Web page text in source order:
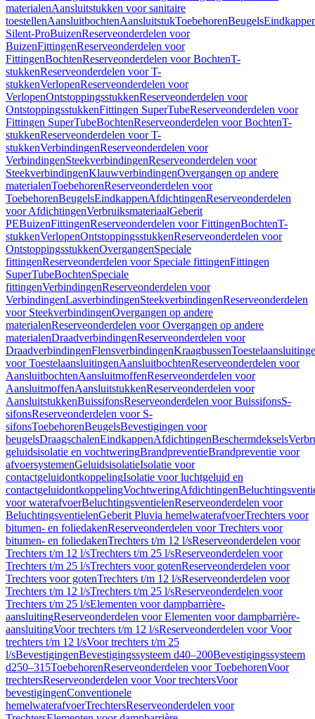
materialenAansluitstukken voor sanitaire
toestellenAansluitbochtenAansluitstukToebehorenBeugels
Silent-ProBuizenReserveonderdelen voor
BuizenFittingenReserveonderdelen voor
FittingenBochtenReserveonderdelen voor BochtenT-
stukkenReserveonderdelen voor T-
stukkenVerlopenReserveonderdelen voor
VerlopenOntstoppingsstukkenReserveonderdelen voor
OntstoppingsstukkenFittingen SuperTubeReserveonderdelen voor
Fittingen SuperTubeBochtenReserveonderdelen voor BochtenT-
stukkenReserveonderdelen voor T-
stukkenVerbindingenReserveonderdelen voor
VerbindingenSteekverbindingenReserveonderdelen voor
SteekverbindingenKlauwverbindingenOvergangen op andere
materialenToebehorenReserveonderdelen voor
ToebehorenBeugelsEindkappenAfdichtingenReserveonderdelen
voor AfdichtingenVerbruiksmateriaalGeberit
PEBuizenFittingenReserveonderdelen voor FittingenBochtenT-
stukkenVerlopenOntstoppingsstukkenReserveonderdelen voor
OntstoppingsstukkenOvergangenSpeciale
fittingenReserveonderdelen voor Speciale fittingenFittingen
SuperTubeBochtenSpeciale
fittingenVerbindingenReserveonderdelen voor
VerbindingenLasverbindingenSteekverbindingenReserveonderdelen
voor SteekverbindingenOvergangen op andere
materialenReserveonderdelen voor Overgangen op andere
materialenDraadverbindingenReserveonderdelen voor
DraadverbindingenFlensverbindingenKraagbussen
voor ToestelaansluitingenAansluitbochtenReserveonderdelen voor
AansluitbochtenAansluitmoffenReserveonderdelen voor
AansluitmoffenAansluitstukkenReserveonderdelen voor
AansluitstukkenBuissifonsReserveonderdelen voor BuissifonsS-
sifonsReserveonderdelen voor S-
sifonsToebehorenBeugelsBevestigingen voor
beugelsDraagschalenEindkappenAfdichtingenBeschermdeksels
geluidsisolatie en vochtweringBrandpreventieBrandpreventie voor
afvoersystemenGeluidsisolatieIsolatie voor
contactgeluidontkoppelingIsolatie voor luchtgeluid en
contactgeluidontkoppelingVochtweringAfdichtingen
voor waterafvoerBeluchtingsventielenReserveonderdelen voor
BeluchtingsventielenGeberit Pluvia hemelwaterafvoerTrechters voor
bitumen- en foliedakenReserveonderdelen voor Trechters voor
bitumen- en foliedakenTrechters t/m 12 l/sReserveonderdelen voor
Trechters t/m 12 l/sTrechters t/m 25 l/sReserveonderdelen voor
Trechters t/m 25 l/sTrechters voor gotenReserveonderdelen voor
Trechters voor gotenTrechters t/m 12 l/sReserveonderdelen voor
Trechters t/m 12 l/sTrechters t/m 25 l/sReserveonderdelen voor
Trechters t/m 25 l/sElementen voor dampbarrière-
aansluitingReserveonderdelen voor Elementen voor dampbarrière-
aansluitingVoor trechters t/m 12 l/sReserveonderdelen voor Voor
trechters t/m 12 l/sVoor trechters t/m 25
l/sBevestigingenBevestigingssysteem d40–200Bevestigingssysteem
d250–315ToebehorenReserveonderdelen voor ToebehorenVoor
trechtersReserveonderdelen voor Voor trechtersVoor
bevestigingenConventionele
hemelwaterafvoerTrechtersReserveonderdelen voor